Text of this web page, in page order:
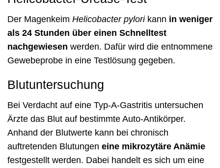
Der Magenkeim Helicobacter pylori kann in weniger
als 24 Stunden über einen Schnelltest
nachgewiesen werden. Dafür wird die entnommene
Gewebeprobe in eine Testlösung gegeben.
Blutuntersuchung
Bei Verdacht auf eine Typ-A-Gastritis untersuchen
Ärzte das Blut auf bestimmte Auto-Antikörper.
Anhand der Blutwerte kann bei chronisch
auftretenden Blutungen eine mikrozytäre Anämie
festgestellt werden. Dabei handelt es sich um eine